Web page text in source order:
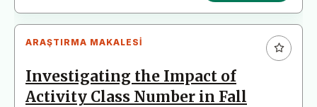
ARAŞTIRMA MAKALESI
Investigating the Impact of
Activity Class Number in Fall